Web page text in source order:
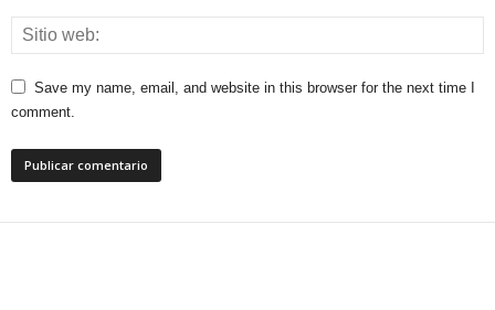
Save my name, email, and website in this browser for the next time I
comment.